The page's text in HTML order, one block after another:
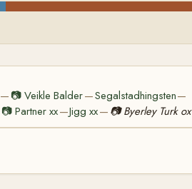
— 📷 Veikle Balder—Segalstadhingsten—
📷Partner xx—Jigg xx— 📷 Byerley Turk ox